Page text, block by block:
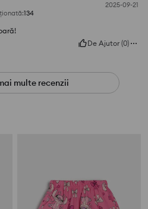
2025-09-21
:134
De Ajutor (0)
multe recenzii